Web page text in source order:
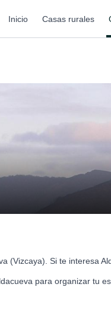
Inicio Casas rurales
(Vizcaya). Si te interesa
para organizar tu